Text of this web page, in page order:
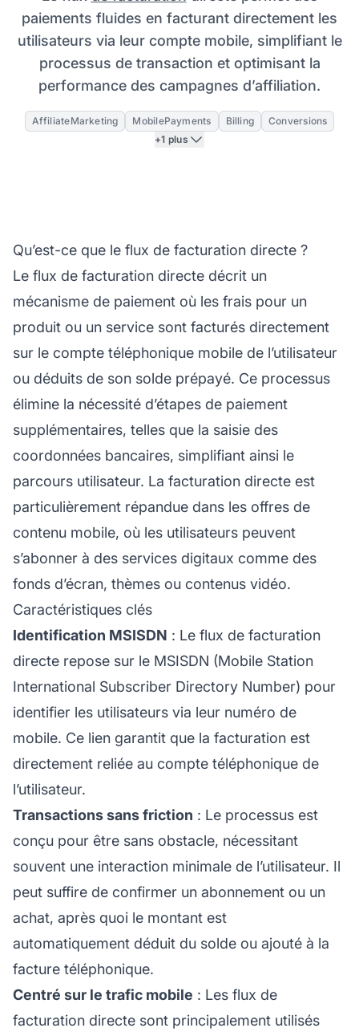
paiements fluides en facturant directement les
utilisateurs via leur compte mobile, simplifiant le
processus de transaction et optimisant la
performance des campagnes d’affiliation.
AffiliateMarketing MobilePayments Billing
Conversions
+1 plus
Qu’est-ce que le flux de facturation directe ?
Le flux de facturation directe décrit un
mécanisme de paiement où les frais pour un
produit ou un service sont facturés directement
sur le compte téléphonique mobile de l’utilisateur
ou déduits de son solde prépayé. Ce processus
élimine la nécessité d’étapes de paiement
supplémentaires, telles que la saisie des
coordonnées bancaires, simplifiant ainsi le
parcours utilisateur. La facturation directe est
particulièrement répandue dans les offres de
contenu mobile, où les utilisateurs peuvent
s’abonner à des services digitaux comme des
fonds d’écran, thèmes ou contenus vidéo.
Caractéristiques clés
Identification MSISDN : Le flux de facturation
directe repose sur le MSISDN (Mobile Station
International Subscriber Directory Number) pour
identifier les utilisateurs via leur numéro de
mobile. Ce lien garantit que la facturation est
directement reliée au compte téléphonique de
l’utilisateur.
Transactions sans friction : Le processus est
conçu pour être sans obstacle, nécessitant
souvent une interaction minimale de l’utilisateur. Il
peut suffire de confirmer un abonnement ou un
achat, après quoi le montant est
automatiquement déduit du solde ou ajouté à la
facture téléphonique.
Centré sur le trafic mobile : Les flux de
facturation directe sont principalement utilisés